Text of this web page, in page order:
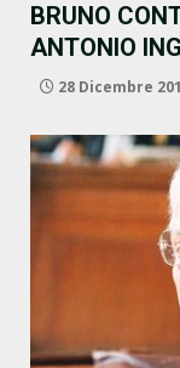
BRUNO
ANTONIO
28 Dicembre